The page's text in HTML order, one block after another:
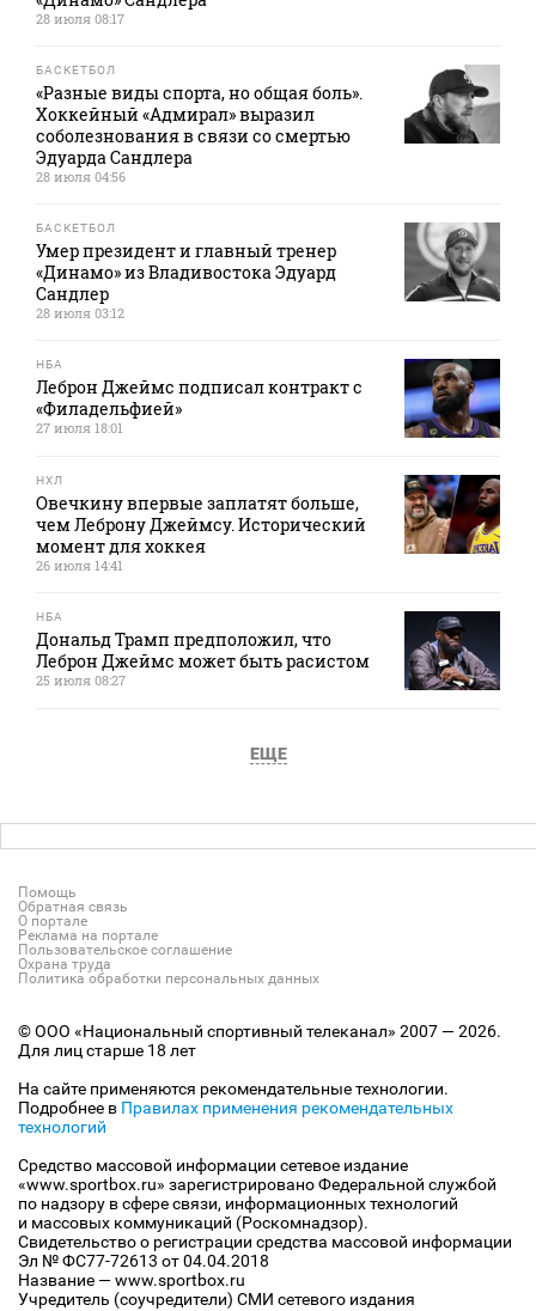
28 июля 08:17
БАСКЕТБОЛ
«Разные виды спорта, но общая боль».
Хоккейный «Адмирал» выразил
соболезнования в связи со смертью
Эдуарда Сандлера
28 июля 04:56
БАСКЕТБОЛ
Умер президент и главный тренер
«Динамо» из Владивостока Эдуард
Сандлер
28 июля 03:12
НБА
Леброн Джеймс подписал контракт с
«Филадельфией»
27 июля 18:01
НХЛ
Овечкину впервые заплатят больше,
чем Леброну Джеймсу. Исторический
момент для хоккея
26 июля 14:41
НБА
Дональд Трамп предположил, что
Леброн Джеймс может быть расистом
25 июля 08:27
ЕЩЕ
Помощь
Обратная связь
О портале
Реклама на портале
Пользовательское соглашение
Охрана труда
Политика обработки персональных данных
© ООО «Национальный спортивный телеканал» 2007 — 2026.
Для лиц старше 18 лет
На сайте применяются рекомендательные технологии.
Подробнее в Правилах применения рекомендательных
технологий
Средство массовой информации сетевое издание
«www.sportbox.ru» зарегистрировано Федеральной службой
по надзору в сфере связи, информационных технологий
и массовых коммуникаций (Роскомнадзор).
Свидетельство о регистрации средства массовой информации
Эл № ФС77-72613 от 04.04.2018
Название — www.sportbox.ru
Учредитель (соучредители) СМИ сетевого издания